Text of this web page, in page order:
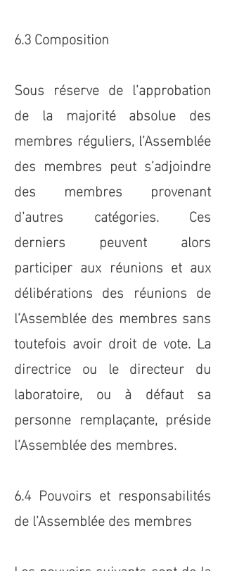
6.3 Composition
Sous réserve de l’approbation
de la majorité absolue des
membres réguliers, l’Assemblée
des membres peut s’adjoindre
des membres provenant
d’autres catégories. Ces
derniers peuvent alors
participer aux réunions et aux
délibérations des réunions de
l’Assemblée des membres sans
toutefois avoir droit de vote. La
directrice ou le directeur du
laboratoire, ou à défaut sa
personne remplaçante, préside
l’Assemblée des membres.
6.4 Pouvoirs et responsabilités
de l’Assemblée des membres